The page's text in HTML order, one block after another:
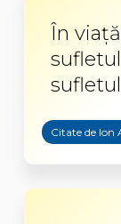
În
Citate de Ion